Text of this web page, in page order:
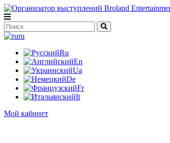
ru
Ru
En
Ua
De
Fr
It
Мой кабинет